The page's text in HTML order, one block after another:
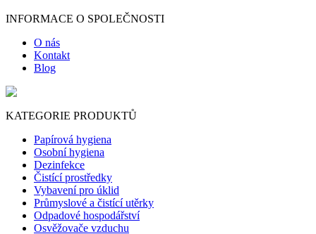
INFORMACE O SPOLEČNOSTI
O nás
Kontakt
Blog
KATEGORIE PRODUKTŮ
Papírová hygiena
Osobní hygiena
Dezinfekce
Čistící prostředky
Vybavení pro úklid
Průmyslové a čistící utěrky
Odpadové hospodářství
Osvěžovače vzduchu